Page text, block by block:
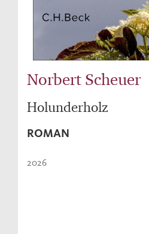
Norbert Scheuer
Holunderholz
ROMAN
2026